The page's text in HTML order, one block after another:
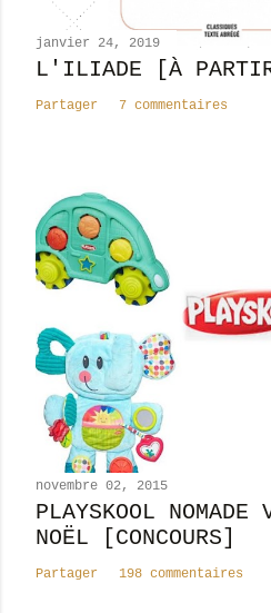
janvier 24, 2019
L'ILIADE [À
Partager 7 commentaires
novembre 02, 2015
PLAYSKOOL NOMADE
NOËL [CONCOURS]
Partager 198 commentaires